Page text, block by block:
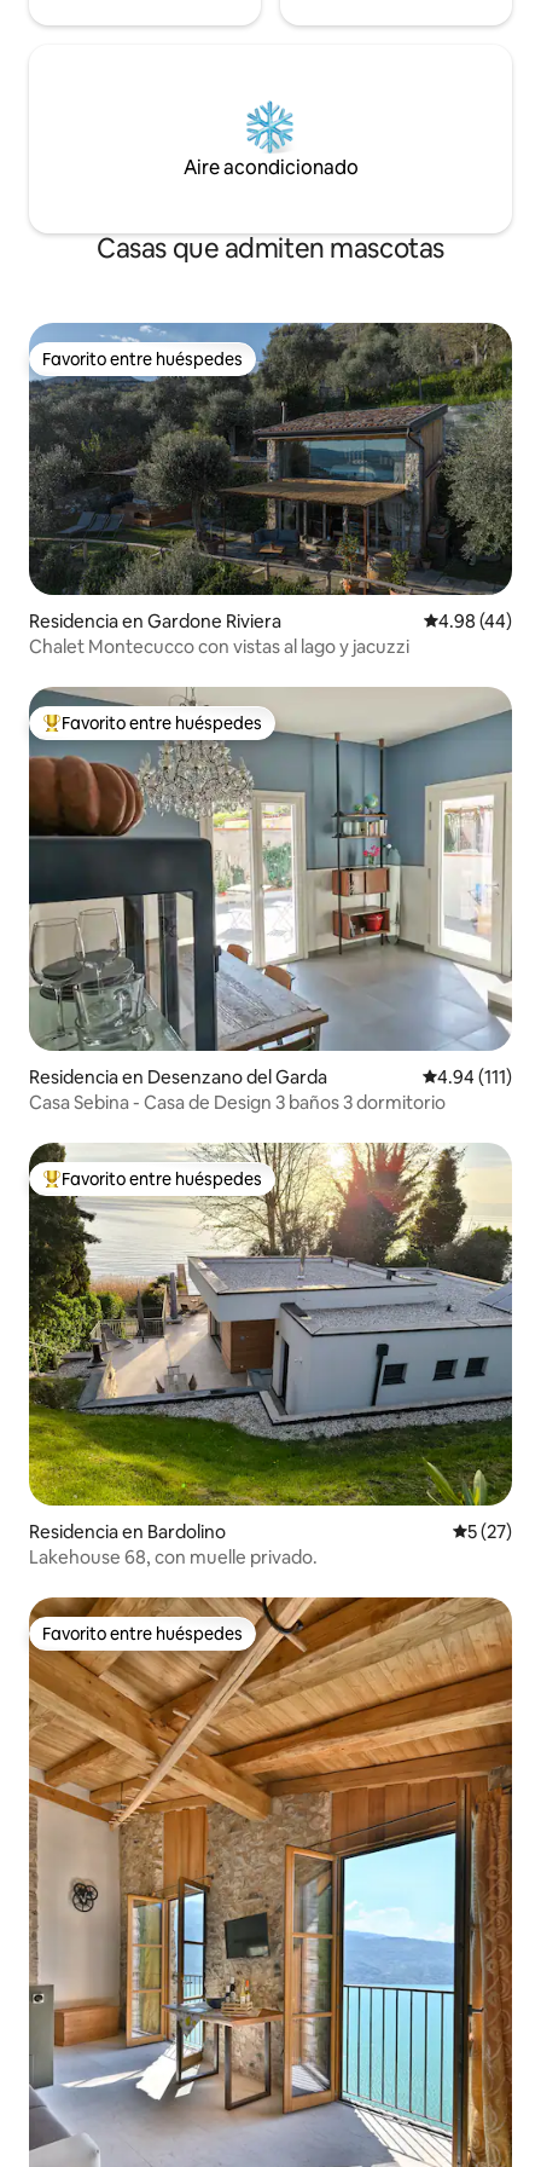
Aire acondicionado
Casas que admiten mascotas
Favorito entre huéspedes
Favorito entre huéspedes
Residencia en Gardone Riviera Calificación
4.98 (44)
Chalet Montecucco con vistas al lago y jacuzzi
De los mejores en Favorito entre huéspedes
Favorito entre huéspedes
Residencia en Desenzano del Garda Calificación
4.94 (111)
Casa Sebina - Casa de Design 3 baños 3 dormitorio
De los mejores en Favorito entre huéspedes
Favorito entre huéspedes
Residencia en Bardolino
5 (27)
Lakehouse 68, con muelle privado.
Favorito entre huéspedes
Favorito entre huéspedes